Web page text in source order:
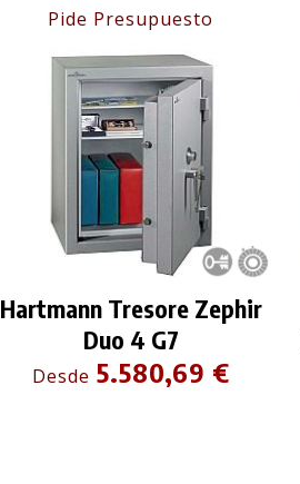
Pide Presupuesto
Hartmann Tresore Zephir
Duo 4 G7
Desde 5.580,69 €